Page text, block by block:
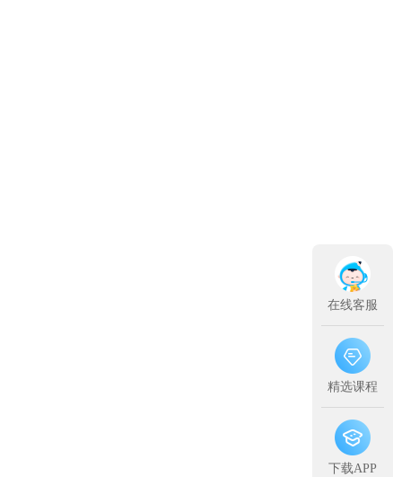
在线客服
精选课程
下载APP